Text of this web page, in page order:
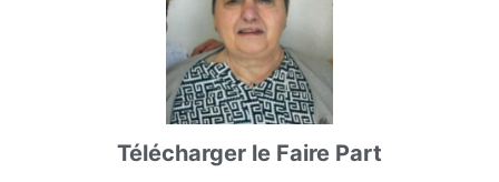
Télécharger le Faire Part